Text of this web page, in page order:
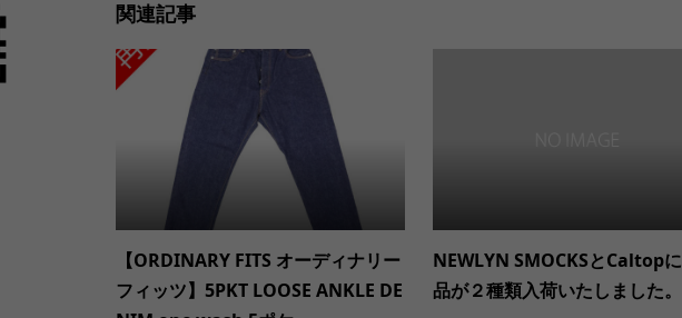
関連記事
【ORDINARY FITS オーディナリー
フィッツ】5PKT LOOSE ANKLE DE
NEWLYN SMOCKSとCaltop
品が２種類入荷いたしました。